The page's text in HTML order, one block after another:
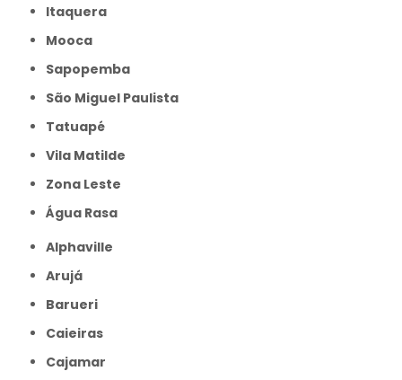
Itaquera
Mooca
Sapopemba
São Miguel Paulista
Tatuapé
Vila Matilde
Zona Leste
Água Rasa
Alphaville
Arujá
Barueri
Caieiras
Cajamar